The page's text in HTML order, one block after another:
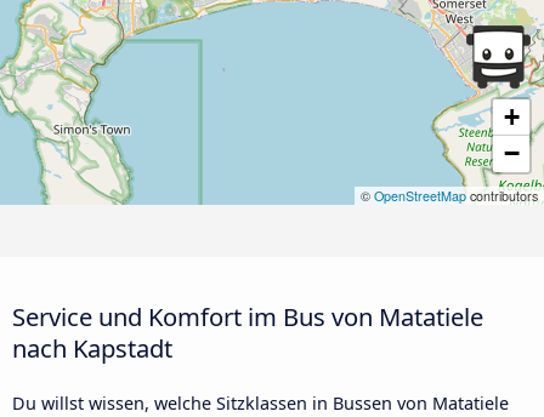
+
−
© OpenStreetMap contributors
Service und Komfort im Bus von Matatiele
nach Kapstadt
Du willst wissen, welche Sitzklassen in Bussen von Matatiele